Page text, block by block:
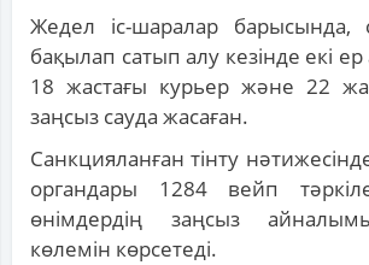
Жедел іс-шаралар барысында,
бақылап сатып алу кезінде екі
18 жастағы курьер және 22
заңсыз сауда жасаған.
Санкцияланған тінту
органдары 1284 вейп
өнімдердің заңсыз
көлемін көрсетеді.